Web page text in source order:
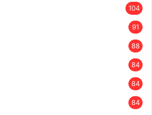
104
91
88
84
84
84